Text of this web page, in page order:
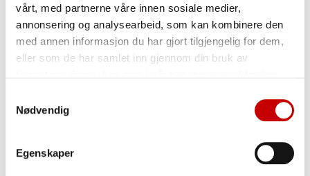
vårt, med partnerne våre innen sosiale medier,
annonsering og analysearbeid, som kan kombinere den
med annen informasjon du har gjort tilgjengelig for dem,
eller som de har samlet inn gjennom din bruk av
Nødvendig
Egenskaper